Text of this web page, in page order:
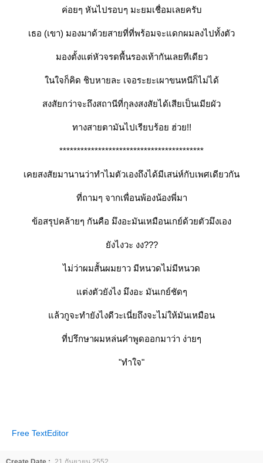
ค่อยๆ หันไปรอบๆ มะยมเชื่อมเลยครับ
เธอ (เขา) มองมาด้วยสายที่ที่พร้อมจะแดกผมลงไปทั้งตัว
มองตั้งแต่หัวจรดพื้นรองเท้ากันเลยทีเดียว
นใจก็คิด ชิบหายละ เจอระยะเผาขนหนีก็ไม่ได้
สงสัยกว่าจะถึงสถานีที่กุลงสงสัยได้เสียเป็นเมียผัว
ทางสายตามันไปเรียบร้อย ฮ่วย!!
*****************************************
เคยสงสัยมานานว่าทำไมตัวเองถึงได้มีเสน่ห์กับเพศเดียวกัน
ที่ถามๆ จากเพื่อนพ้องน้องพี่มา
ข้อสรุปคล้ายๆ กันคือ มึงอะมันเหมือนเกย์ด้วยตัวมึงเอง
ังไงวะ งง???
ไม่ว่าผมสั้นผมยาว มีหนวดไม่มีหนวด
ต่งตัวยังไง มึงอะ มันเกย์ชัดๆ
ล้วกูจะทำยังไงดีวะเนี่ยถึงจะไม่ให้มันเหมือน
ที่ปรึกษาผมหล่นคำพูดออกมาว่า ง่ายๆ
"ทำใจ"
Free TextEditor